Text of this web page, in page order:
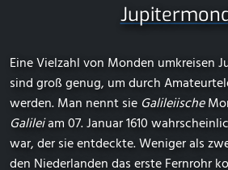
Eine Vielzahl von Monden umkreisen
sind groß genug, um durch
werden. Man nennt sie Galileiische
Galileiam 07. Januar 1610
war, der sie entdeckte. Weniger als
den Niederlanden das erste Fernrohr